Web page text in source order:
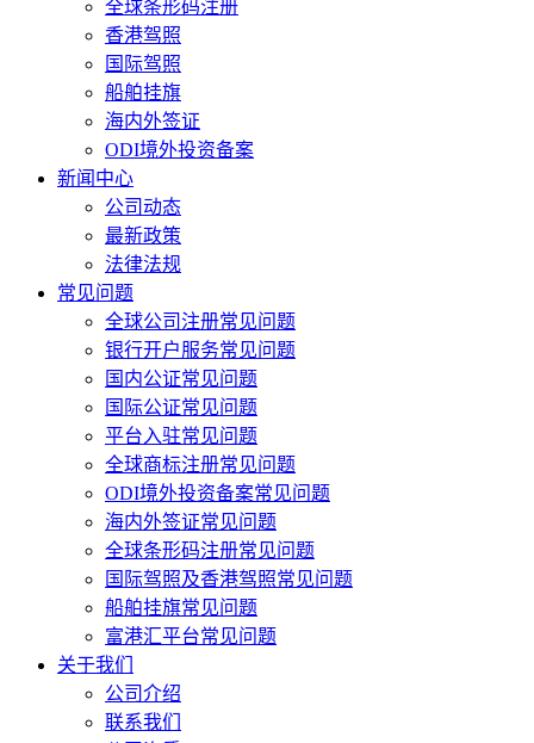
全球条形码注册
香港驾照
国际驾照
船舶挂旗
海内外签证
ODI境外投资备案
新闻中心
公司动态
最新政策
法律法规
常见问题
全球公司注册常见问题
银行开户服务常见问题
国内公证常见问题
国际公证常见问题
平台入驻常见问题
全球商标注册常见问题
ODI境外投资备案常见问题
海内外签证常见问题
全球条形码注册常见问题
国际驾照及香港驾照常见问题
船舶挂旗常见问题
富港汇平台常见问题
关于我们
公司介绍
联系我们